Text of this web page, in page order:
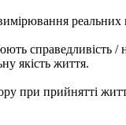
реальних
справедливість /
якість життя.
при прийнятті